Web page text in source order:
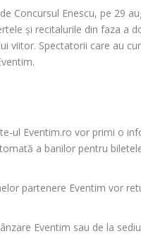
Concursul Enescu, pe 29
și recitalurile din faza a
viitor. Spectatorii care au
ul Eventim.ro vor primi o
a banilor pentru
partenere Eventim vor
Eventim sau de la